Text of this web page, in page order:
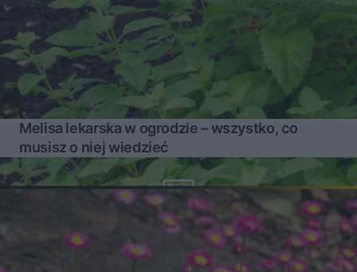
Melisa lekarska w ogrodzie – wszystko, co
musisz o niej wiedzieć